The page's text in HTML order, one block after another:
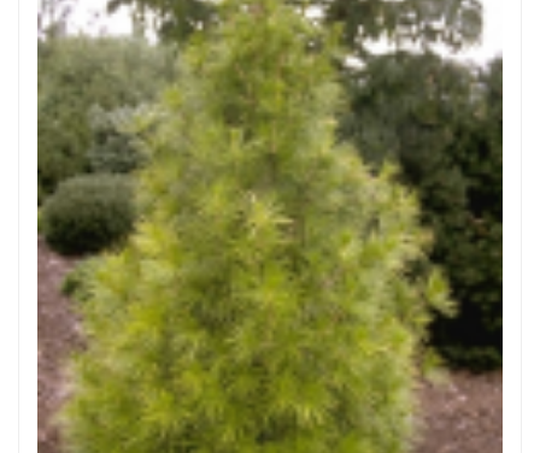
Parasolden
Sciadopitys verticillata